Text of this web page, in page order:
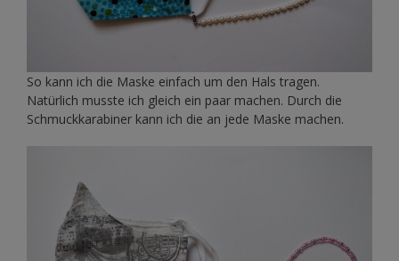
So kann ich die Maske einfach um den Hals tragen.
Natürlich musste ich gleich ein paar machen. Durch die
Schmuckkarabiner kann ich die an jede Maske machen.